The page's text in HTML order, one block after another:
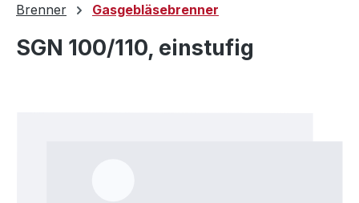
Brenner Gasgebläsebrenner
SGN 100/110, einstufig